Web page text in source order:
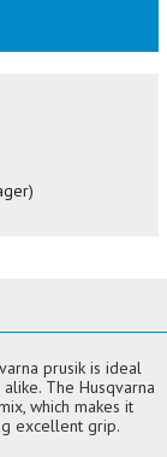
prusik is ideal
The Husqvarna
which makes it
excellent grip.